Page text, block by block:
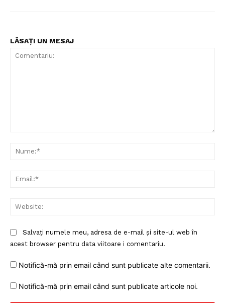
LĂSAȚI UN MESAJ
Salvați numele meu, adresa de e-mail și site-ul web în
acest browser pentru data viitoare i comentariu.
Notifică-mă prin email când sunt publicate alte comentarii.
Notifică-mă prin email când sunt publicate articole noi.